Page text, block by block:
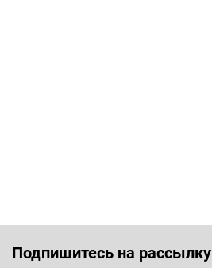
Подпишитесь на рассылку